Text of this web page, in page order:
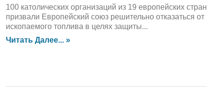
100 католических организаций из 19 европейских стран
призвали Европейский союз решительно отказаться от
ископаемого топлива в целях защиты...
Читать Далее... »